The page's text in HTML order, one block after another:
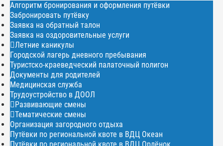
Алгоритм бронирования и оформления путёвки
Забронировать путёвку
Заявка на обратный талон
Заявка на оздоровительные услуги
Летние каникулы
Городской лагерь дневного пребывания
Туристско-краеведческий палаточный полигон
Документы для родителей
Медицинская служба
Трудоустройство в ДООЛ
Развивающие смены
Тематические смены
Организация загородного отдыха
Путёвки по региональной квоте в ВДЦ Океан